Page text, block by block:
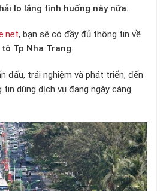
lo lắng tình huống này nữa.
, bạn sẽ có đầy đủ thông tin về
Tp Nha Trang.
đấu, trải nghiệm và phát triển, đến
tin dùng dịch vụ đang ngày càng